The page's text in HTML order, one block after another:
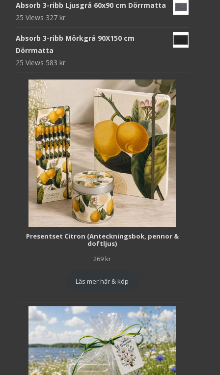
Absorb 3-ribb Ljusgrå 60x90 cm Dörrmatta
25 Views 327 kr
Absorb 3-ribb Mörkgrå 90X150 cm
Dörrmatta
25 Views 583 kr
Presentset Citron (Anteckningsbok, pennor &
doftljus)
269 kr
Läs mer här & köp